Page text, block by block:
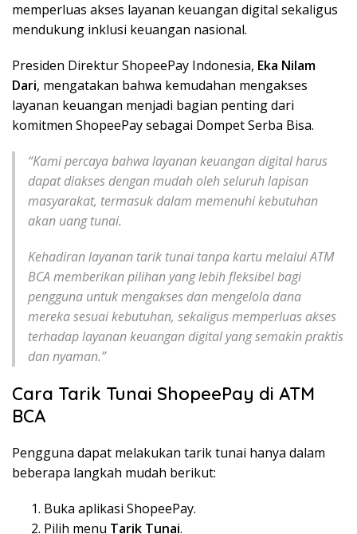
memperluas akses layanan keuangan digital sekaligus
mendukung inklusi keuangan nasional.
Presiden Direktur ShopeePay Indonesia, Eka Nilam
Dari, mengatakan bahwa kemudahan mengakses
layanan keuangan menjadi bagian penting dari
komitmen ShopeePay sebagai Dompet Serba Bisa.
“Kami percaya bahwa layanan keuangan digital harus
dapat diakses dengan mudah oleh seluruh lapisan
masyarakat, termasuk dalam memenuhi kebutuhan
akan uang tunai.
Kehadiran layanan tarik tunai tanpa kartu melalui ATM
BCA memberikan pilihan yang lebih fleksibel bagi
pengguna untuk mengakses dan mengelola dana
mereka sesuai kebutuhan, sekaligus memperluas akses
terhadap layanan keuangan digital yang semakin praktis
dan nyaman.”
Cara Tarik Tunai ShopeePay di ATM
BCA
Pengguna dapat melakukan tarik tunai hanya dalam
beberapa langkah mudah berikut:
Buka aplikasi ShopeePay.
Pilih menu Tarik Tunai.